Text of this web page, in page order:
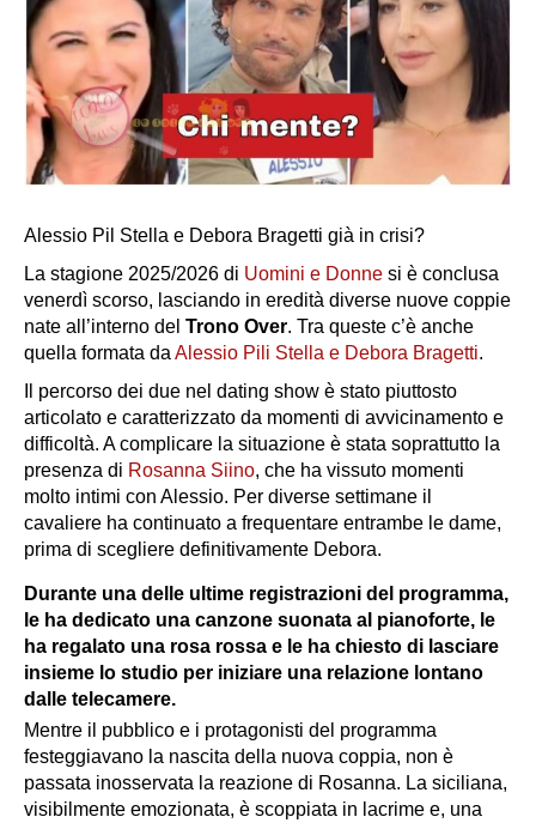
Alessio Pil Stella e Debora Bragetti già in crisi?
La stagione 2025/2026 di Uomini e Donne si è conclusa
venerdì scorso, lasciando in eredità diverse nuove coppie
nate all’interno del Trono Over. Tra queste c’è anche
quella formata da Alessio Pili Stella e Debora Bragetti.
Il percorso dei due nel dating show è stato piuttosto
articolato e caratterizzato da momenti di avvicinamento e
difficoltà. A complicare la situazione è stata soprattutto la
presenza di Rosanna Siino, che ha vissuto momenti
molto intimi con Alessio. Per diverse settimane il
cavaliere ha continuato a frequentare entrambe le dame,
prima di scegliere definitivamente Debora.
Durante una delle ultime registrazioni del programma,
le ha dedicato una canzone suonata al pianoforte, le
ha regalato una rosa rossa e le ha chiesto di lasciare
insieme lo studio per iniziare una relazione lontano
dalle telecamere.
Mentre il pubblico e i protagonisti del programma
festeggiavano la nascita della nuova coppia, non è
passata inosservata la reazione di Rosanna. La siciliana,
visibilmente emozionata, è scoppiata in lacrime e, una